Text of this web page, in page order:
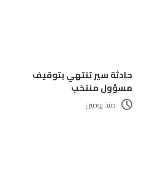
حادثة سير تنتهي بتوقيف
مسؤول منتخب
منذ يومين